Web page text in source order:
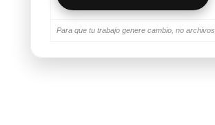
Para que tu trabajo genere cambio, no archivos.